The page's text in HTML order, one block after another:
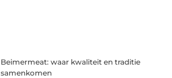
Beimermeat: waar kwaliteit en traditie
samenkomen